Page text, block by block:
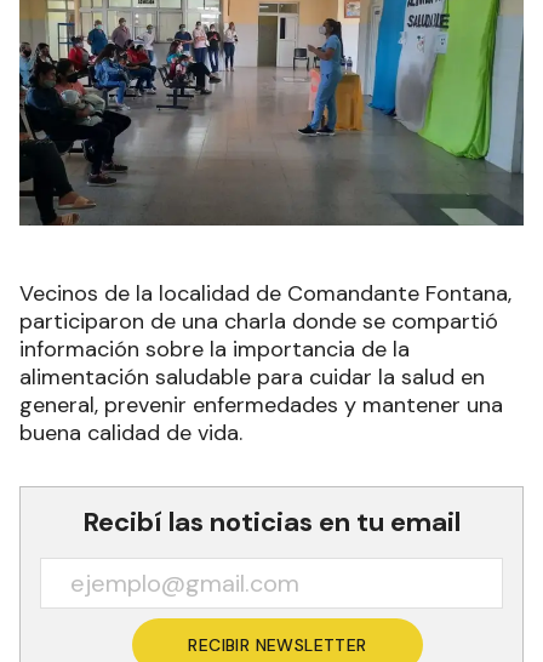
Vecinos de la localidad de Comandante Fontana,
participaron de una charla donde se compartió
información sobre la importancia de la
alimentación saludable para cuidar la salud en
general, prevenir enfermedades y mantener una
buena calidad de vida.
Recibí las noticias en tu email
RECIBIR NEWSLETTER